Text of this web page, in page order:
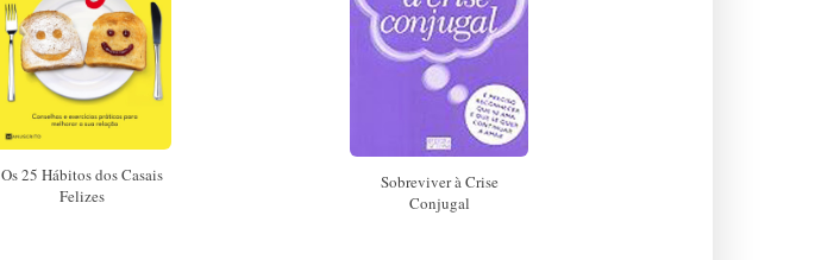
Os 25 Hábitos dos Casais
Felizes
Sobreviver à Crise
Conjugal